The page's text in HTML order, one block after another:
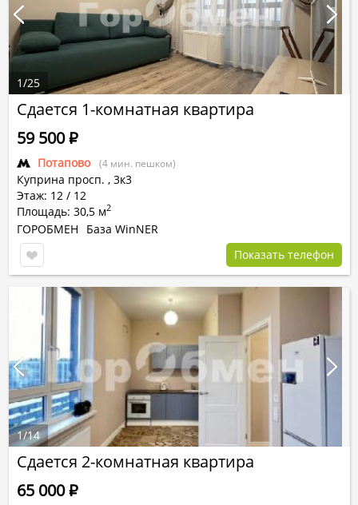
Сдается 1-комнатная квартира
Потапово (4 мин. пешком)
Куприна просп. , 3к3
Этаж: 12 / 12
Площадь: 30,5 м2
59 500Р
ГОРОБМЕН
База WinNER
Показать телефон
1/25
Сдается 2-комнатная квартира
65 000Р
1/14